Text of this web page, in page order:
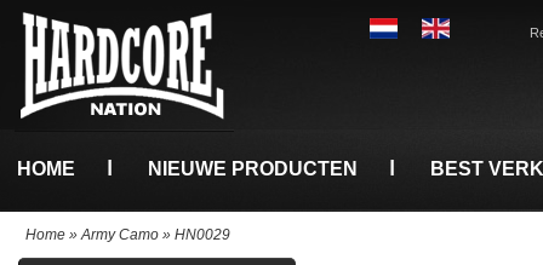
HOME NIEUWE PRODUCTEN BEST
Home »Army Camo » HN0029